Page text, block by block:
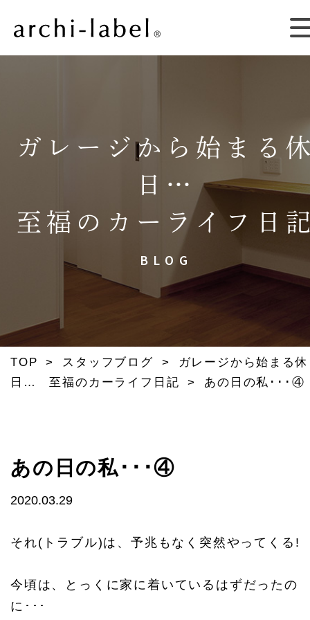
ガレージから始まる
日…
至福のカーライフ日
BLOG
TOP > スタッフブログ >
ガレージから始まる休
日… 至福のカーライフ日記
> あの日の私･･･④
あの日の私･･･④
2020.03.29
それ(トラブル)は、予兆もなく突然やってくる!
今頃は、とっくに家に着いているはずだったの
に･･･